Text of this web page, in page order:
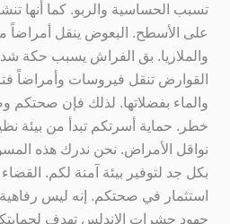
تسبب الحساسية والربو. كما أنها تنشر
على الأسطح. البعوض ينقل
والملاريا. بق الفراش يسبب حكة
القوارض تنقل فيروسات وأمراضاً
والماء بفضلاتها. لذلك فإن
خطر. حماية أسرتكم تبدأ من بيئة
نواقل الأمراض. نحن ندرك هذه
بكل جد لتوفير بيئة آمنة لكم.
استثمار في صحتكم. إنه ليس
جهود حشرات الاندلس تهدف